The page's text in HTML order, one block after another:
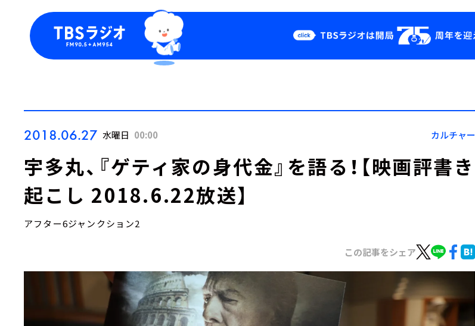
Podcast
YouTube
2018.06.27 水曜日 00:00 カルチャー
宇多丸、『ゲティ家の身代金』を語る！【映画評書き
起こし 2018.6.22放送】
アフター6ジャンクション2
この記事をシェア